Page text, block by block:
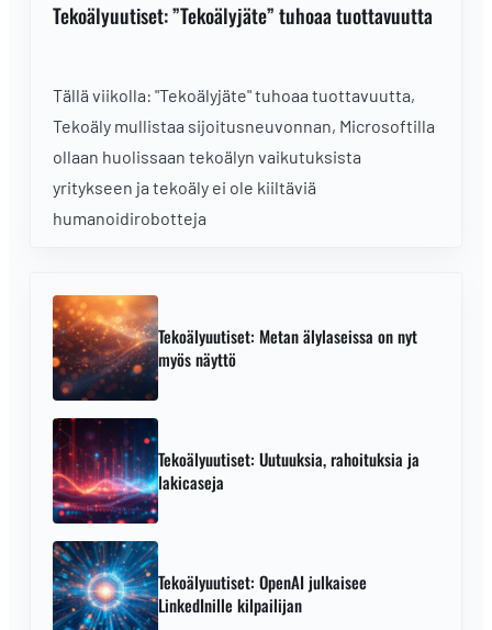
Tekoälyuutiset: ”Tekoälyjäte” tuhoaa tuottavuutta
Tällä viikolla: "Tekoälyjäte" tuhoaa tuottavuutta,
Tekoäly mullistaa sijoitusneuvonnan, Microsoftilla
ollaan huolissaan tekoälyn vaikutuksista
yritykseen ja tekoäly ei ole kiiltäviä
humanoidirobotteja
Tekoälyuutiset: Metan älylaseissa on nyt
myös näyttö
Tekoälyuutiset: Uutuuksia, rahoituksia ja
lakicaseja
Tekoälyuutiset: OpenAI julkaisee
LinkedInille kilpailijan